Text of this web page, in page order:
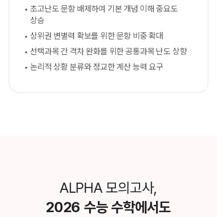
초고난도 문항 배제하여 기본 개념 이해 중요도
상승
상위권 변별력 확보를 위한 문항 비중 확대
선택과목 간 격차 완화를 위한 공통과목 난도 상향
논리적 상황 분류와 정교한 계산 능력 요구
ALPHA 모의고사,
2026 수능 수학에서도